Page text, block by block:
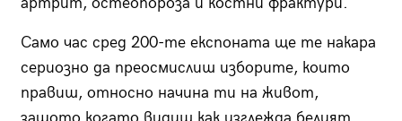
Само час сред 200-те експоната ще те накара
сериозно да преосмислиш изборите, които
правиш, относно начина ти на живот,